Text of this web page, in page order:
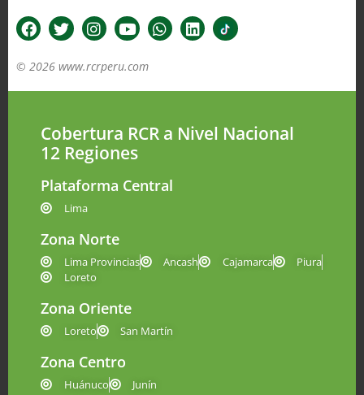
© 2026 www.rcrperu.com
Cobertura RCR a Nivel Nacional
12 Regiones
Plataforma Central
Lima
Zona Norte
Lima Provincias Ancash Cajamarca
Piura
Loreto
Zona Oriente
Loreto San Martín
Zona Centro
Huánuco Junín